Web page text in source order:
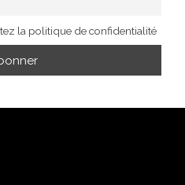
la politique de confidentialité